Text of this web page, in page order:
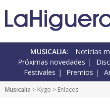
MUSICALIA: Noticias
Próximas novedades
Festivales
Premios
Musicalia > Kygo > Enlaces